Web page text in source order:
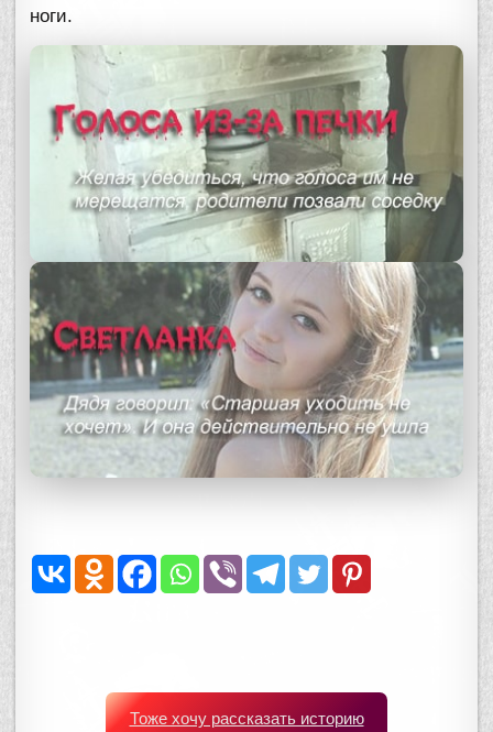
ноги.
Тоже хочу рассказать историю